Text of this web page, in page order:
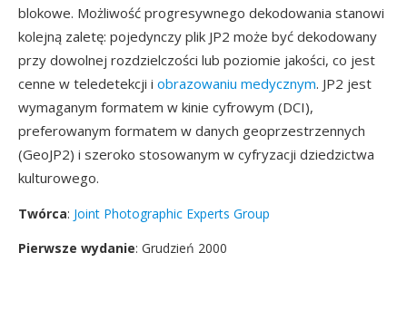
blokowe. Możliwość progresywnego dekodowania stanowi
kolejną zaletę: pojedynczy plik JP2 może być dekodowany
przy dowolnej rozdzielczości lub poziomie jakości, co jest
cenne w teledetekcji i obrazowaniu medycznym. JP2 jest
wymaganym formatem w kinie cyfrowym (DCI),
preferowanym formatem w danych geoprzestrzennych
(GeoJP2) i szeroko stosowanym w cyfryzacji dziedzictwa
kulturowego.
Twórca: Joint Photographic Experts Group
Pierwsze wydanie: Grudzień 2000